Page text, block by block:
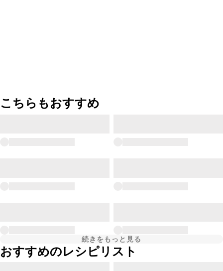
こちらもおすすめ
続きをもっと見る
おすすめのレシピリスト